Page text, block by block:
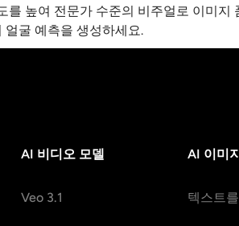
를 높여 전문가 수준의 비주얼로 이미지
굴 예측을 생성하세요.
AI 비디오 모델
Veo 3.1
AI 이미
텍스트